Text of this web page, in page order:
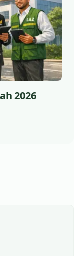
2026